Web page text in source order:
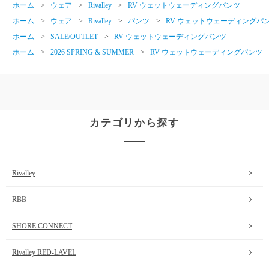
ホーム
> ウェア > Rivalley >
RV ウェットウェーディングパンツ
ホーム
> ウェア > Rivalley > パンツ >
RV ウェットウェーディングパ
ホーム
> SALE/OUTLET >
RV ウェットウェーディングパンツ
ホーム
> 2026 SPRING & SUMMER > RV ウェットウェーディングパンツ
カテゴリから探す
Rivalley
RBB
SHORE CONNECT
Rivalley RED-LAVEL